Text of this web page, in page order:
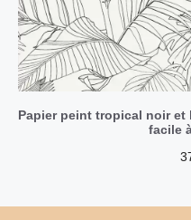
Papier peint tropical noir
facile